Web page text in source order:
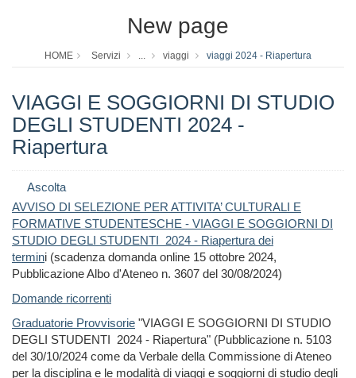
New page
HOME Servizi ... viaggi viaggi 2024 - Riapertura
VIAGGI E SOGGIORNI DI STUDIO
DEGLI STUDENTI 2024 -
Riapertura
Ascolta
AVVISO DI SELEZIONE PER ATTIVITA’ CULTURALI E
FORMATIVE STUDENTESCHE - VIAGGI E SOGGIORNI DI
STUDIO DEGLI STUDENTI 2024 - Riapertura dei
termini (scadenza domanda online 15 ottobre 2024,
Pubblicazione Albo d'Ateneo n. 3607 del 30/08/2024)
Domande ricorrenti
Graduatorie Provvisorie "VIAGGI E SOGGIORNI DI STUDIO
DEGLI STUDENTI 2024 - Riapertura" (Pubblicazione n. 5103
del 30/10/2024 come da Verbale della Commissione di Ateneo
per la disciplina e le modalità di viaggi e soggiorni di studio degli